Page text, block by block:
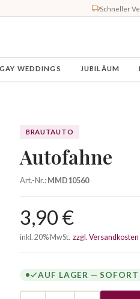
Schneller
GAY WEDDINGS JUBILÄUM
BRAUTAUTO
Autofahne
Art.-Nr.:MMD10560
3,90 €
inkl. 20% MwSt. zzgl. Versandkosten
AUF LAGER —